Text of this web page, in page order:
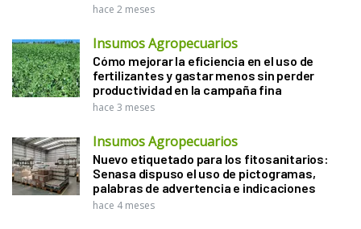
hace 2 meses
Insumos Agropecuarios
Cómo mejorar la eficiencia en el uso de
fertilizantes y gastar menos sin perder
productividad en la campaña fina
hace 3 meses
Insumos Agropecuarios
Nuevo etiquetado para los fitosanitarios:
Senasa dispuso el uso de pictogramas,
palabras de advertencia e indicaciones
hace 4 meses